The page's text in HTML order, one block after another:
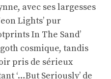
avec ses largesses
Lights’ pur
In The Sand’
cosmique, tandis
pris de sérieux
‘…But Seriously’ de